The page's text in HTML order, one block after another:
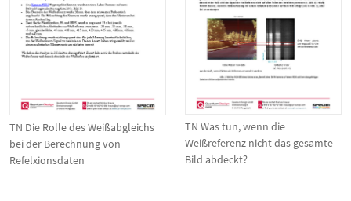
TN Die Rolle des Weißabgleichs
bei der Berechnung von
Refelxionsdaten
TN Was tun, wenn die
Weißreferenz nicht das gesamte
Bild abdeckt?